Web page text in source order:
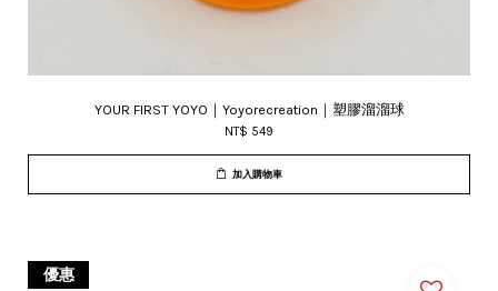
YOUR FIRST YOYO｜Yoyorecreation｜塑膠溜溜球
NT$ 549
加入購物車
優惠